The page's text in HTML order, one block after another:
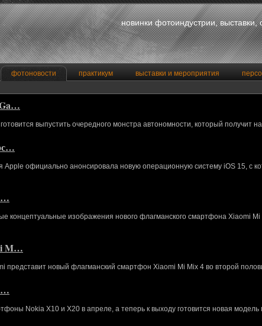
новинки фотоиндустрии,
фотоновости практикум выставки и мероприятия
выпустить очередного монстра автономности, который получит
Apple официально анонсировала новую операционную систему iOS 15, с
концептуальные изображения нового флагманского смартфона Xiaomi
M…
представит новый флагманский смартфон Xiaomi Mi Mix 4 во второй
Nokia X10 и X20 в апреле, а теперь к выходу готовится новая